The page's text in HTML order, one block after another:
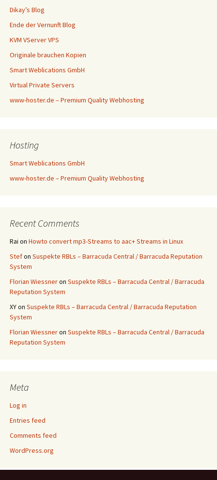
Dikay’s Blog
Ende der Vernunft Blog
KVM VServer VPS
Originale brauchen Kopien
Smart Weblications GmbH
Virtual Private Servers
www-hoster.de – Premium Quality Webhosting
Hosting
Smart Weblications GmbH
www-hoster.de – Premium Quality Webhosting
Recent Comments
Rai on Howto convert mp3-Streams to aac+ Streams in Linux
Stefon Suspekte RBLs – Barracuda Central / Barracuda Reputation
System
Florian Wiessneron Suspekte RBLs – Barracuda Central / Barracuda
Reputation System
XYon Suspekte RBLs – Barracuda Central / Barracuda Reputation
System
Florian Wiessneron Suspekte RBLs – Barracuda Central / Barracuda
Reputation System
Meta
Log in
Entries feed
Comments feed
WordPress.org